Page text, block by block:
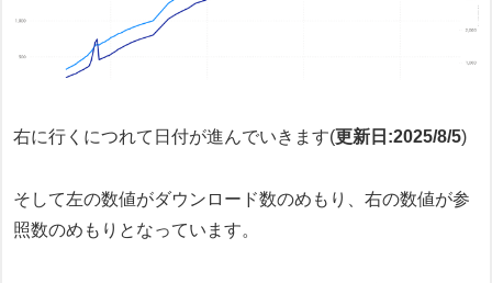
右に行くにつれて日付が進んでいきます(更新日:2025/8/5)
そして左の数値がダウンロード数のめもり、右の数値が参
照数のめもりとなっています。